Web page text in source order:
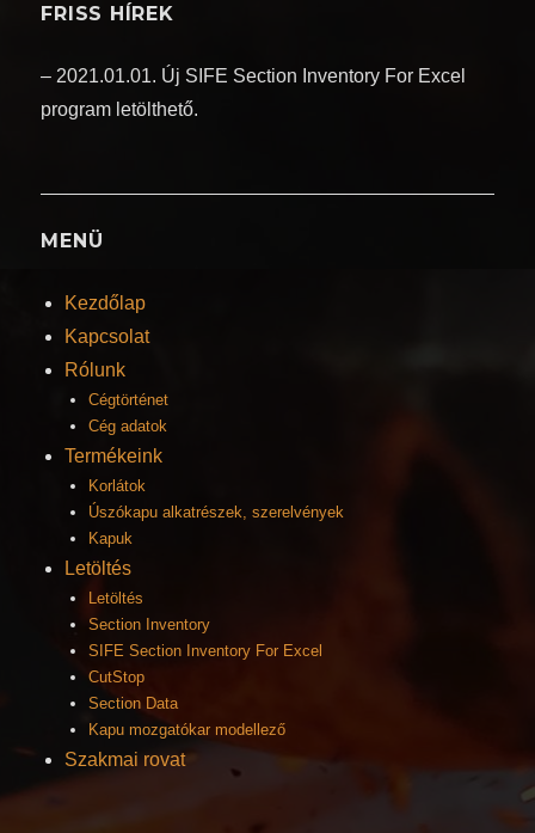
FRISS HÍREK
– 2021.01.01. Új SIFE Section Inventory For Excel
program letölthető.
MENÜ
Kezdőlap
Kapcsolat
Rólunk
Cégtörténet
Cég adatok
Termékeink
Korlátok
Úszókapu alkatrészek, szerelvények
Kapuk
Letöltés
Letöltés
Section Inventory
SIFE Section Inventory For Excel
CutStop
Section Data
Kapu mozgatókar modellező
Szakmai rovat